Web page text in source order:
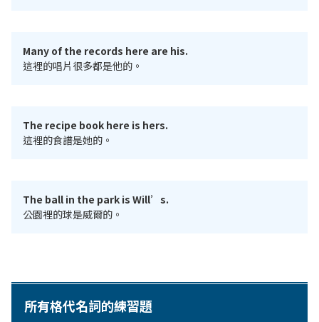
Many of the records here are his.
這裡的唱片很多都是他的。
The recipe book here is hers.
這裡的食譜是她的。
The ball in the park is Will’s.
公園裡的球是威爾的。
所有格代名詞的練習題